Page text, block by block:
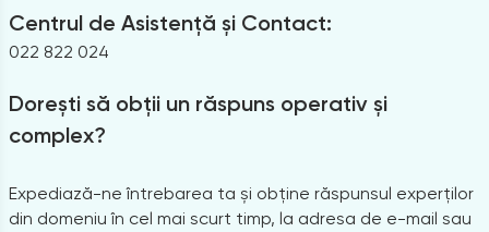
Centrul de Asistență și Contact:
022 822 024
Dorești să obții un răspuns operativ și
complex?
Expediază-ne întrebarea ta și obține răspunsul experților
din domeniu în cel mai scurt timp, la adresa de e-mail sau